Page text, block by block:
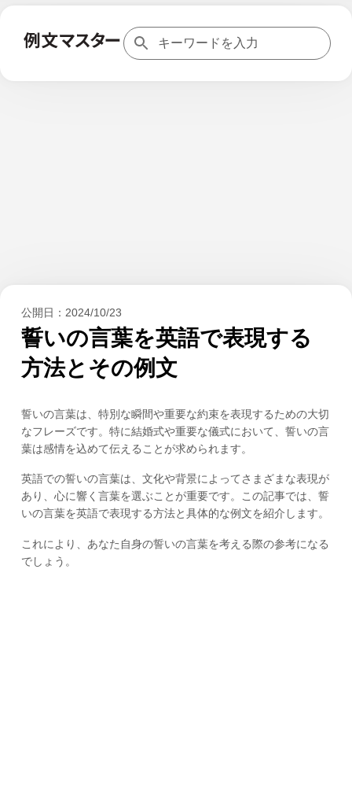
公開日： 2024/10/23
誓いの言葉を英語で表現する
方法とその例文
誓いの言葉は、特別な瞬間や重要な約束を表現するための大切
なフレーズです。特に結婚式や重要な儀式において、誓いの言
葉は感情を込めて伝えることが求められます。
英語での誓いの言葉は、文化や背景によってさまざまな表現が
あり、心に響く言葉を選ぶことが重要です。この記事では、誓
いの言葉を英語で表現する方法と具体的な例文を紹介します。
これにより、あなた自身の誓いの言葉を考える際の参考になる
でしょう。